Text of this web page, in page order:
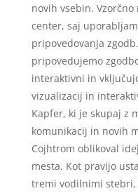
novih vsebin.
center, saj
pripovedovanja
pripovedujemo
interaktivni in
vizualizacij in
Kapfer, ki je skupaj z
komunikacij in novih
Cojhtrom oblikoval
mesta. Kot pravijo
tremi vodilnimi stebri,